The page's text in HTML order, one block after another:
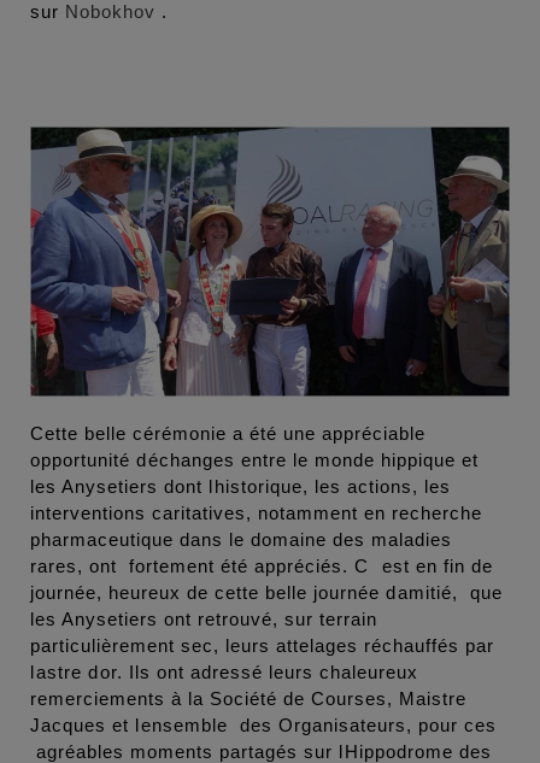
sur Nobokhov .
Cette belle cérémonie a été une appréciable
opportunité déchanges entre le monde hippique et
les Anysetiers dont lhistorique, les actions, les
interventions caritatives, notamment en recherche
pharmaceutique dans le domaine des maladies
rares, ont fortement été appréciés. C est en fin de
journée, heureux de cette belle journée damitié, que
les Anysetiers ont retrouvé, sur terrain
particulièrement sec, leurs attelages réchauffés par
lastre dor. Ils ont adressé leurs chaleureux
remerciements à la Société de Courses, Maistre
Jacques et lensemble des Organisateurs, pour ces
agréables moments partagés sur lHippodrome des